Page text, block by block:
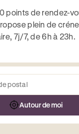
points de rendez-
plein de
7j/7, de 6h à 23h.
Autour de moi